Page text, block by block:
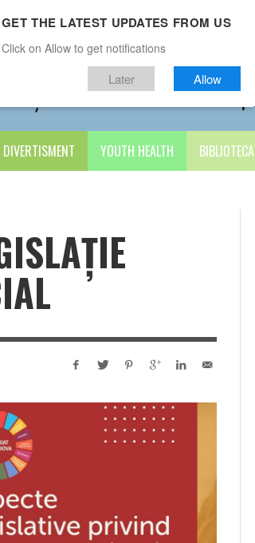
CONTACTE
DIVERTISMENT YOUTH HEALTH BIBLIOTECA
GET THE LATEST UPDATES FROM US
Click on Allow to get notifications
Later Allow